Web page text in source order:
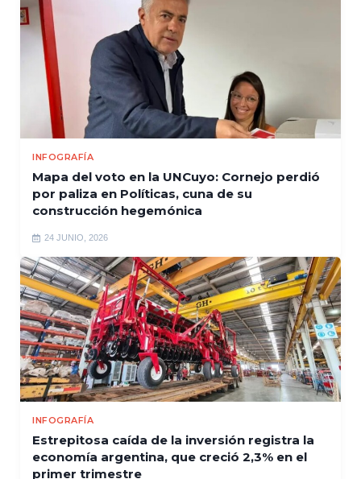
INFOGRAFÍA
Mapa del voto en la UNCuyo: Cornejo perdió
por paliza en Políticas, cuna de su
construcción hegemónica
24 JUNIO, 2026
INFOGRAFÍA
Estrepitosa caída de la inversión registra la
economía argentina, que creció 2,3% en el
primer trimestre